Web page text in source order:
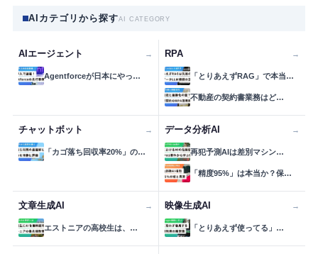
AIカテゴリから探すAI CATEGORY
AIエージェント →
Agentforceが日本にやっ…
RPA →
「とりあえずRAG」で本当…
不動産の契約書業務はど…
チャットボット →
「カゴ落ち回収率20%」の…
データ分析AI →
再犯予測AIは差別マシン…
「精度95%」は本当か？保…
文章生成AI →
エストニアの高校生は、…
映像生成AI →
「とりあえず使ってる」…